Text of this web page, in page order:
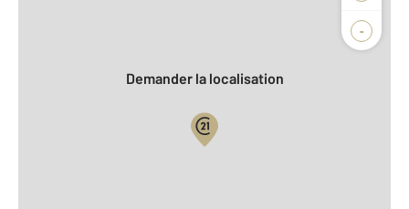
-
Biens vendus
Demander la localisation